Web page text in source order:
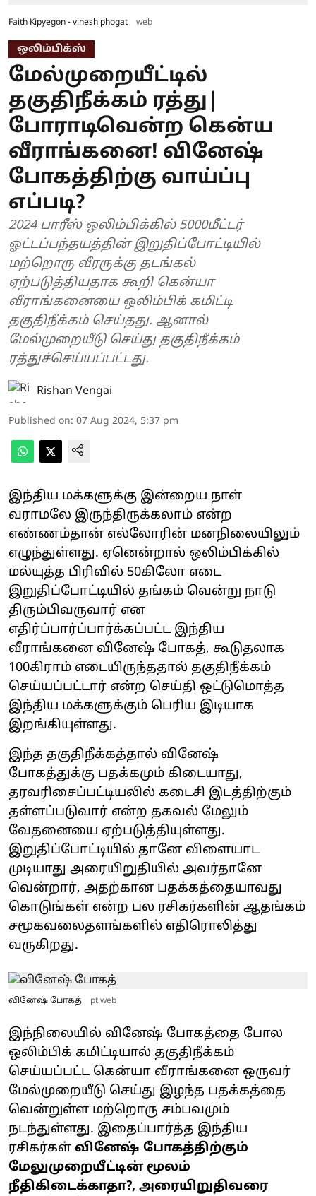
Faith Kipyegon - vinesh phogat web
ஒலிம்பிக்ஸ்
மேல்முறையீட்டில்
தகுதிநீக்கம் ரத்து|
போராடிவென்ற கென்ய
வீராங்கனை! வினேஷ்
போகத்திற்கு வாய்ப்பு
எப்படி?
2024 பாரீஸ் ஒலிம்பிக்கில் 5000மீட்டர்
ஓட்டப்பந்தயத்தின் இறுதிப்போட்டியில்
மற்றொரு வீரருக்கு தடங்கல்
ஏற்படுத்தியதாக கூறி கென்யா
வீராங்கனையை ஒலிம்பிக் கமிட்டி
தகுதிநீக்கம் செய்தது. ஆனால்
மேல்முறையீடு செய்து தகுதிநீக்கம்
ரத்துச்செய்யப்பட்டது.
Rishan Vengai
Published on: 07 Aug 2024, 5:37 pm
இந்திய மக்களுக்கு இன்றைய நாள்
வராமலே இருந்திருக்கலாம் என்ற
எண்ணம்தான் எல்லோரின் மனநிலையிலும்
எழுந்துள்ளது. ஏனென்றால் ஒலிம்பிக்கில்
மல்யுத்த பிரிவில் 50கிலோ எடை
இறுதிப்போட்டியில் தங்கம் வென்று நாடு
திரும்பிவருவார் என
எதிர்ப்பார்ப்பார்க்கப்பட்ட இந்திய
வீராங்கனை வினேஷ் போகத், கூடுதலாக
100கிராம் எடையிருந்ததால் தகுதிநீக்கம்
செய்யப்பட்டார் என்ற செய்தி ஒட்டுமொத்த
இந்திய மக்களுக்கும் பெரிய இடியாக
இறங்கியுள்ளது.
இந்த தகுதிநீக்கத்தால் வினேஷ்
போகத்துக்கு பதக்கமும் கிடையாது,
தரவரிசைப்பட்டியலில் கடைசி இடத்திற்கும்
தள்ளப்படுவார் என்ற தகவல் மேலும்
வேதனையை ஏற்படுத்தியுள்ளது.
இறுதிப்போட்டியில் தானே விளையாட
முடியாது அரையிறுதியில் அவர்தானே
வென்றார், அதற்கான பதக்கத்தையாவது
கொடுங்கள் என்ற பல ரசிகர்களின் ஆதங்கம்
சமூகவலைதளங்களில் எதிரொலித்து
வருகிறது.
வினேஷ் போகத் pt web
இந்நிலையில் வினேஷ் போகத்தை போல
ஒலிம்பிக் கமிட்டியால் தகுதிநீக்கம்
செய்யப்பட்ட கென்யா வீராங்கனை ஒருவர்
மேல்முறையீடு செய்து இழந்த பதக்கத்தை
வென்றுள்ள மற்றொரு சம்பவமும்
நடந்துள்ளது. இதைப்பார்த்த இந்திய
ரசிகர்கள் வினேஷ் போகத்திற்கும்
மேலுமுறையீட்டின் மூலம்
நீதிகிடைக்காதா?, அரையிறுதிவரை